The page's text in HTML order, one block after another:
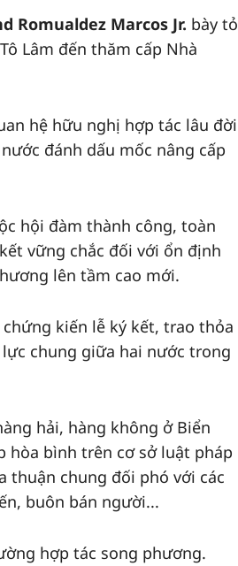
Romualdez Marcos Jr. bày tỏ
Lâm đến thăm cấp Nhà
hệ hữu nghị hợp tác lâu đời
đánh dấu mốc nâng cấp
hội đàm thành công, toàn
vững chắc đối với ổn định
lên tầm cao mới.
kiến lễ ký kết, trao thỏa
chung giữa hai nước trong
hải, hàng không ở Biển
hòa bình trên cơ sở luật pháp
thuận chung đối phó với các
buôn bán người...
hợp tác song phương.